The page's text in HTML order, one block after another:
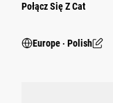
Połącz Się Z Cat
Europe ‧ Polish